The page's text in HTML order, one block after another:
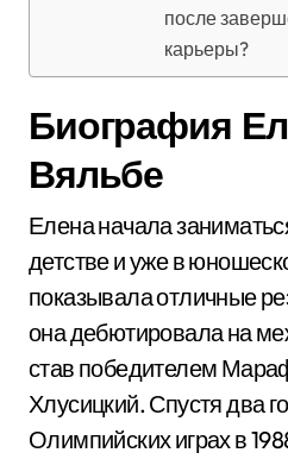
после
карьеры?
Биография
Вяльбе
Елена начала
детстве и уже в
показывала отличные
она дебютировала на
став победителем
Хлусицкий. Спустя два
Олимпийских играх в